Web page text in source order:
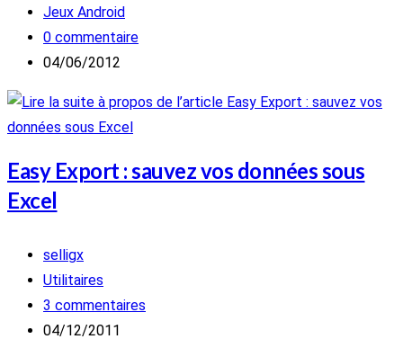
de
la
publication :
Post
category:
Jeux Android
Commentaires
de
publication :
0 commentaire
Publication
04/06/2012
Easy Export : sauvez vos données sous
Excel
Auteur/autrice
de
la
publication :
selligx
Post
category:
Utilitaires
Commentaires
de
3 commentaires
Publication
04/12/2011